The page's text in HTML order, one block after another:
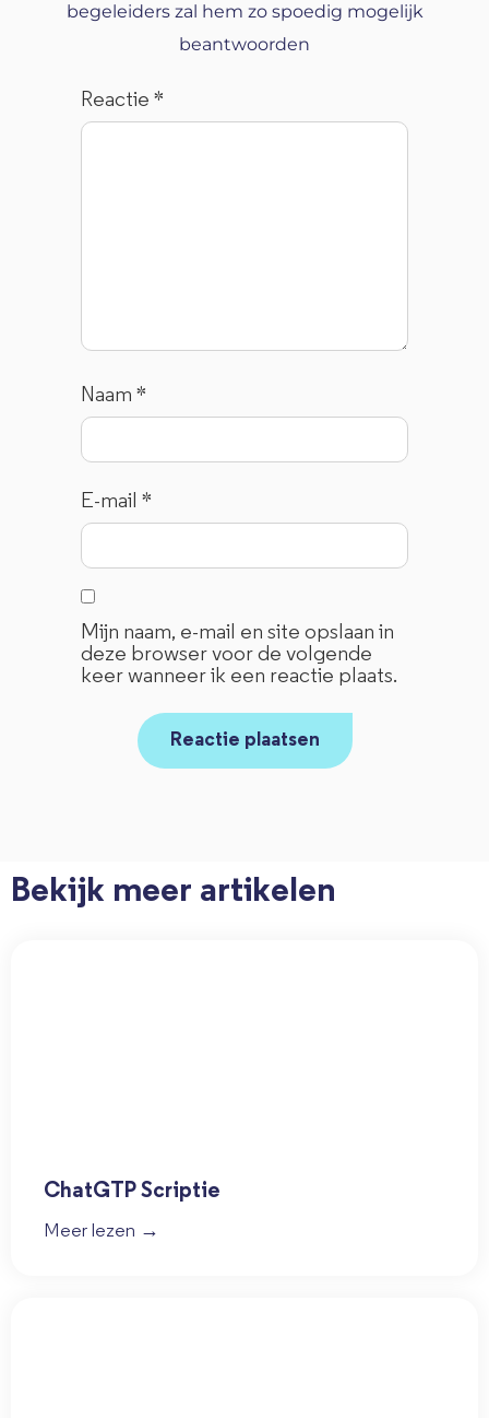
begeleiders zal hem zo spoedig mogelijk
beantwoorden
Reactie*
Naam*
E-mail*
Mijn naam, e-mail en site opslaan in
deze browser voor de volgende
keer wanneer ik een reactie plaats.
Bekijk meer artikelen
ChatGTP Scriptie
Meer lezen →